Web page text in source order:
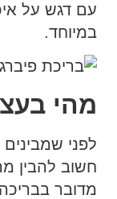
עם דגש על
במיוחד.
מהי
לפני
חשוב להבין
מדובר